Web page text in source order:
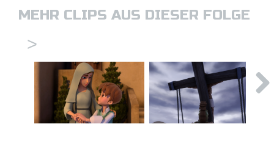
MEHR CLIPS AUS DIESER FOLGE
>